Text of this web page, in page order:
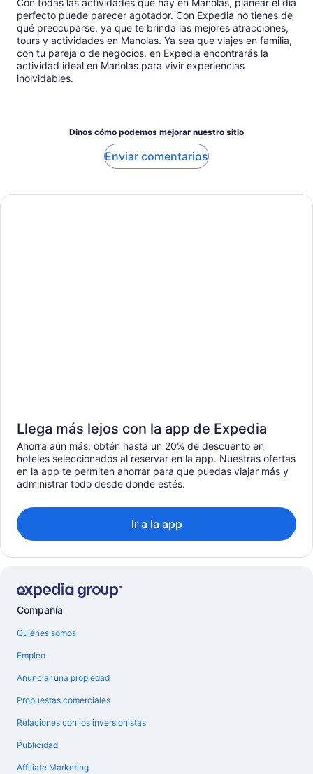
Con todas las actividades que hay en Manolas, planear el día
perfecto puede parecer agotador. Con Expedia no tienes de
qué preocuparse, ya que te brinda las mejores atracciones,
tours y actividades en Manolas. Ya sea que viajes en familia,
con tu pareja o de negocios, en Expedia encontrarás la
actividad ideal en Manolas para vivir experiencias
inolvidables.
Dinos cómo podemos mejorar nuestro sitio
Enviar comentarios
Llega más lejos con la app de Expedia
Ahorra aún más: obtén hasta un 20% de descuento en
hoteles seleccionados al reservar en la app. Nuestras ofertas
en la app te permiten ahorrar para que puedas viajar más y
administrar todo desde donde estés.
Ir a la app
Compañía
Quiénes somos
Empleo
Anunciar una propiedad
Propuestas comerciales
Relaciones con los inversionistas
Publicidad
Affiliate Marketing